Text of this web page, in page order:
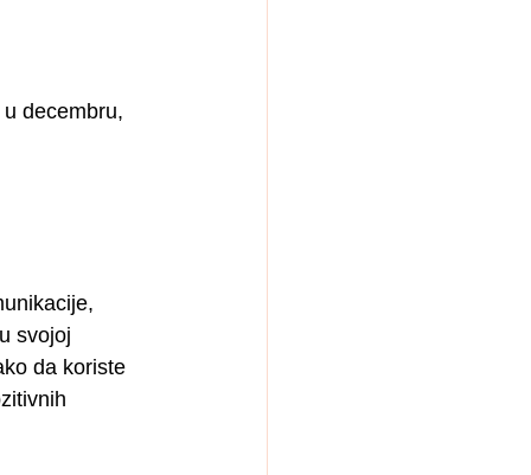
decembru,
svojoj
da koriste